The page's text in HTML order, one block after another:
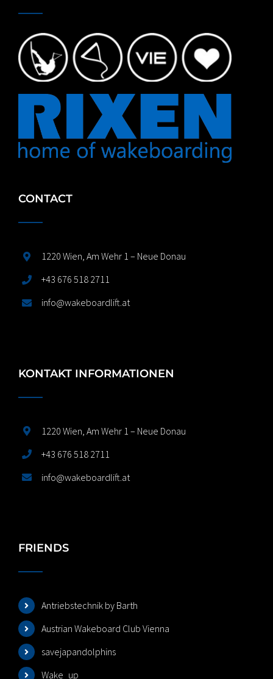
CONTACT
1220 Wien, Am Wehr 1 – Neue Donau
+43 676 518 2711
info@wakeboardlift.at
KONTAKT INFORMATIONEN
1220 Wien, Am Wehr 1 – Neue Donau
+43 676 518 2711
info@wakeboardlift.at
FRIENDS
Antriebstechnik by Barth
Austrian Wakeboard Club Vienna
savejapandolphins
Wake_up